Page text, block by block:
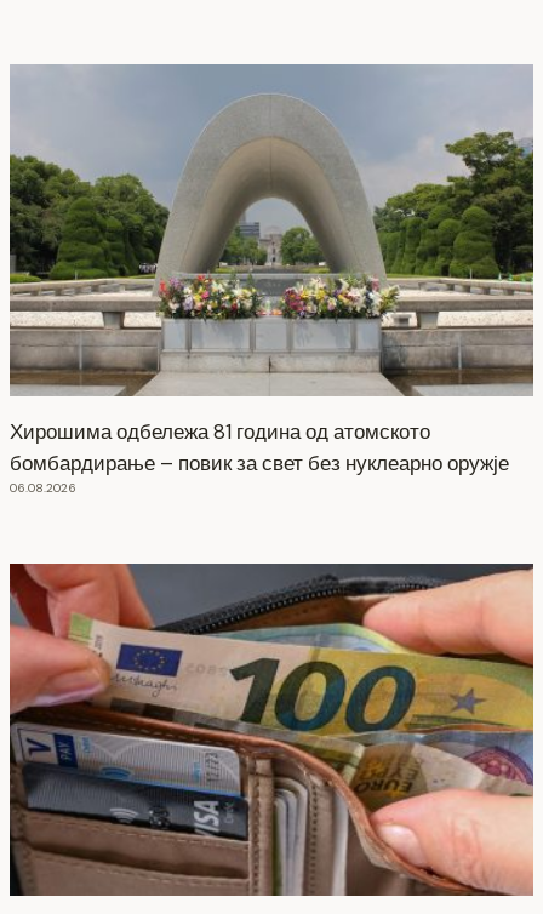
Хирошима одбележа 81 година од атомското
бомбардирање – повик за свет без нуклеарно оружје
06.08.2026